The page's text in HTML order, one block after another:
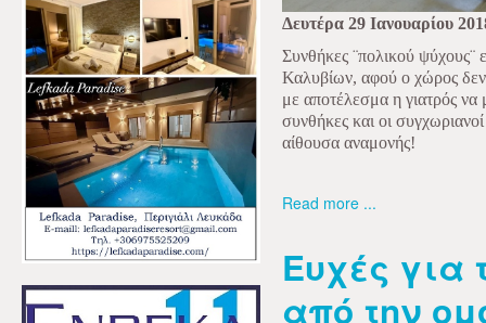
Δευτέρα 29 Ιανουαρίου
Συνθήκες ¨πολικού ψύχους¨
Καλυβίων, αφού ο χώρος δεν
με αποτέλεσμα η γιατρός να
συνθήκες και οι
αίθουσα αναμονής!
Read more ...
Ευχές για
από την